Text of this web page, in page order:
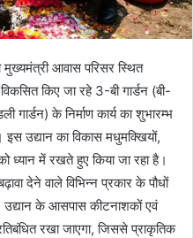
मुख्यमंत्री आवास परिसर स्थित
किए जा रहे 3-बी गार्डन (बी-
के निर्माण कार्य का शुभारम्भ
उद्यान का विकास मधुमक्खियों,
ध्यान में रखते हुए किया जा रहा है।
देने वाले विभिन्न प्रकार के पौधों
उद्यान के आसपास कीटनाशकों एवं
रखा जाएगा, जिससे प्राकृतिक